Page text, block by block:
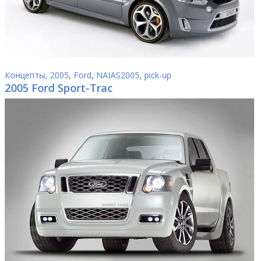
Концепты, 2005, Ford, NAIAS2005, pick-up
2005 Ford Sport-Trac